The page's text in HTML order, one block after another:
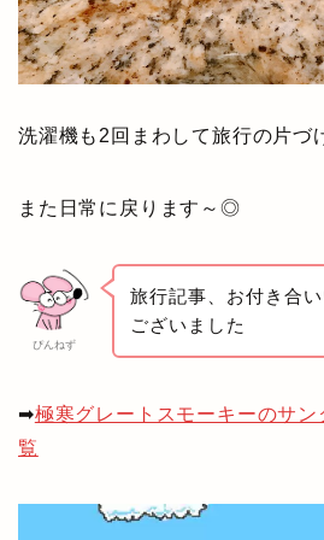
洗濯機も2回まわして旅行の片づ
また日常に戻ります～◎
ぴんねず
旅行記事、お付き合
ございました
➡極寒グレートスモーキーのサ
覧